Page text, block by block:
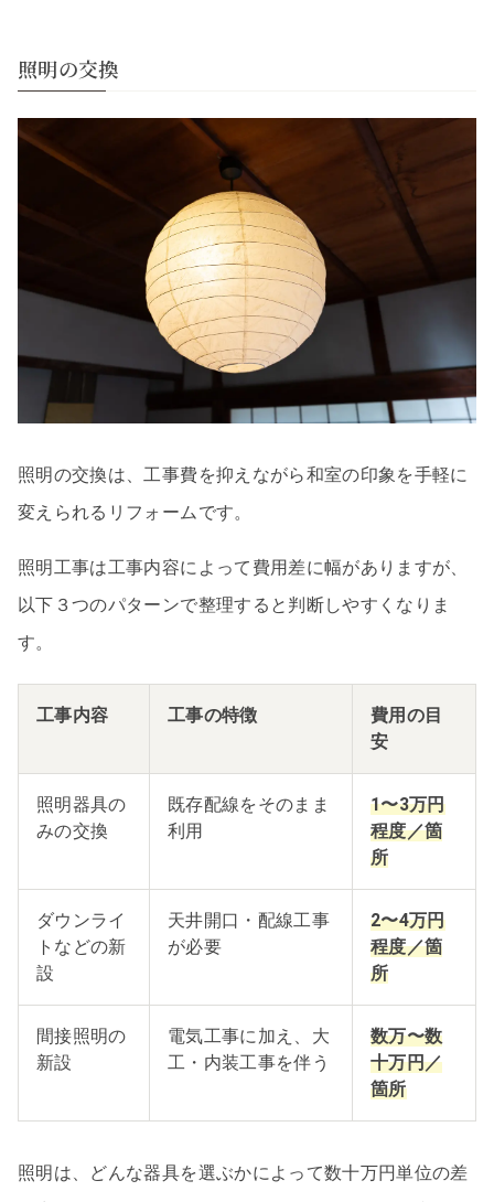
照明の交換
照明の交換は、工事費を抑えながら和室の印象を手軽に
変えられるリフォームです。
照明工事は工事内容によって費用差に幅がありますが、
以下３つのパターンで整理すると判断しやすくなりま
す。
工事内容 工事の特徴
費用の目
安
照明器具の
みの交換
既存配線をそのまま
利用
1〜3万円
程度／箇
所
ダウンライ
トなどの新
設
天井開口・配線工事
が必要
2〜4万円
程度／箇
所
間接照明の
新設
電気工事に加え、大
工・内装工事を伴う
数万〜数
十万円／
箇所
照明は、どんな器具を選ぶかによって数十万円単位の差